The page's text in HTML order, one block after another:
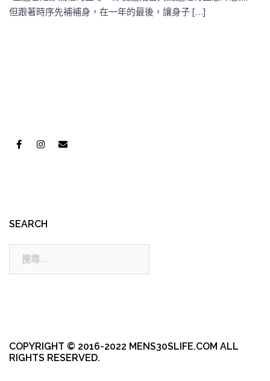
但跟著時序先補補身，在一年的最後，讓身子 […]
SEARCH
COPYRIGHT © 2016-2022 MENS30SLIFE.COM ALL
RIGHTS RESERVED.